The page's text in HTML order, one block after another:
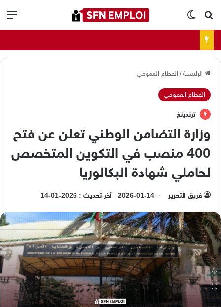
بحث عنالوضع المظلم
الرئيسية/ القطاع العمومي
القطاع العمومي
ترندينغ
وزارة التضامن الوطني تعلن عن فتح
400 منصب في التكوين المتخصص
لحاملي شهادة البكالوريا
فريق التحرير 2026-01-14 آخر تحديث : 2026-01-14